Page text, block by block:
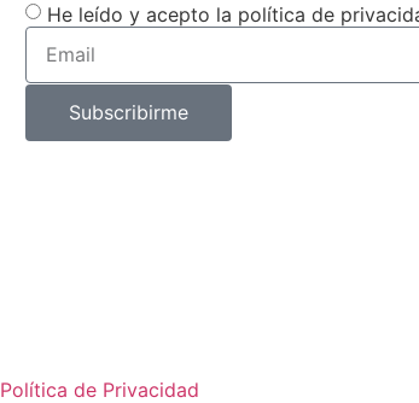
He leído y acepto la política de
Subscribirme
Política de Privacidad